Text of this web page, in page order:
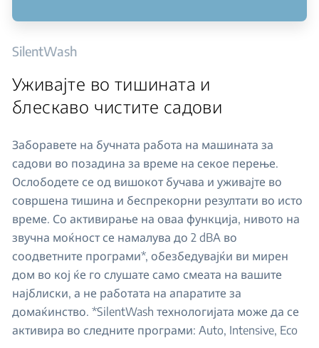
SilentWash
Уживајте во тишината и
блескаво чистите садови
Заборавете на бучната работа на машината за
садови во позадина за време на секое перење.
Ослободете се од вишокот бучава и уживајте во
совршена тишина и беспрекорни резултати во исто
време. Со активирање на оваа функција, нивото на
звучна моќност се намалува до 2 dBA во
соодветните програми*, обезбедувајќи ви мирен
дом во кој ќе го слушате само смеата на вашите
најблиски, а не работата на апаратите за
домаќинство. *SilentWash технологијата може да се
активира во следните програми: Auto, Intensive, Eco